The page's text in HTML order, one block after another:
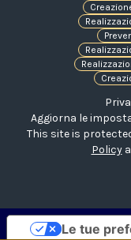
Aggiorna le
This site is
Policy
Le tue